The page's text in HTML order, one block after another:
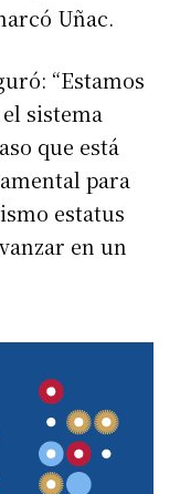
Uñac.
“Estamos
sistema
que está
para
estatus
en un